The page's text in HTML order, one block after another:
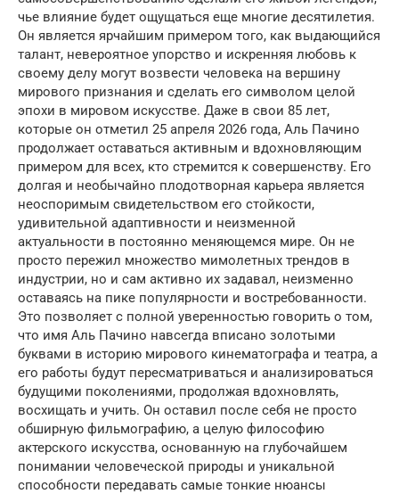
чье влияние будет ощущаться еще многие десятилетия.
Он является ярчайшим примером того, как выдающийся
талант, невероятное упорство и искренняя любовь к
своему делу могут возвести человека на вершину
мирового признания и сделать его символом целой
эпохи в мировом искусстве. Даже в свои 85 лет,
которые он отметил 25 апреля 2026 года, Аль Пачино
продолжает оставаться активным и вдохновляющим
примером для всех, кто стремится к совершенству. Его
долгая и необычайно плодотворная карьера является
неоспоримым свидетельством его стойкости,
удивительной адаптивности и неизменной
актуальности в постоянно меняющемся мире. Он не
просто пережил множество мимолетных трендов в
индустрии, но и сам активно их задавал, неизменно
оставаясь на пике популярности и востребованности.
Это позволяет с полной уверенностью говорить о том,
что имя Аль Пачино навсегда вписано золотыми
буквами в историю мирового кинематографа и театра, а
его работы будут пересматриваться и анализироваться
будущими поколениями, продолжая вдохновлять,
восхищать и учить. Он оставил после себя не просто
обширную фильмографию, а целую философию
актерского искусства, основанную на глубочайшем
понимании человеческой природы и уникальной
способности передавать самые тонкие нюансы